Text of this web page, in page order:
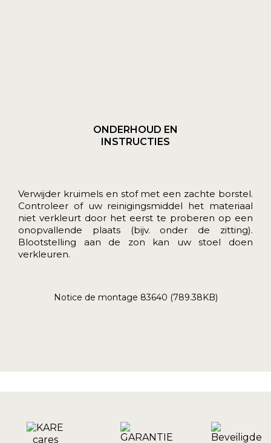
ONDERHOUD EN
INSTRUCTIES
Verwijder kruimels en stof met een zachte borstel.
Controleer of uw reinigingsmiddel het materiaal
niet verkleurt door het eerst te proberen op een
onopvallende plaats (bijv. onder de zitting).
Blootstelling aan de zon kan uw stoel doen
verkleuren.
Notice de montage 83640 (789.38KB)